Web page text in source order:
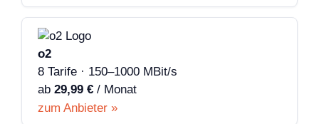
o2
8 Tarife · 150–1000 MBit/s
ab 29,99 € / Monat
zum Anbieter »